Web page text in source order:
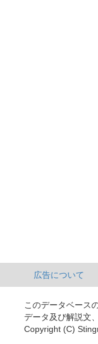
広告について
このデータベース
データ及び解説文
Copyright (C)